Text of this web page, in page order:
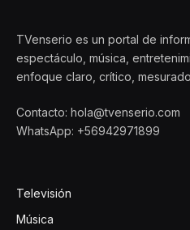
TVenserio es un portal de
espectáculo, música,
enfoque claro, crítico,
Contacto: hola@tvenserio.com
WhatsApp: +56942971899
Televisión
Música